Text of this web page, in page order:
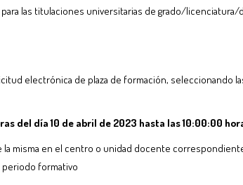
las titulaciones universitarias de grado/licenciatura/
electrónica de plaza de formación, seleccionando
del día 10 de abril de 2023 hasta las 10:00:00
la misma en el centro o unidad docente
periodo formativo